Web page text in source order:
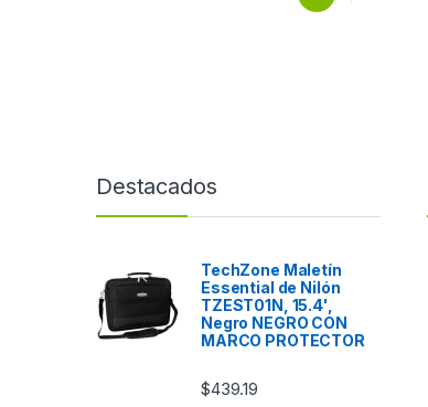
Destacados
TechZone Maletín
Essential de Nilón
TZEST01N, 15.4',
Negro NEGRO CON
MARCO PROTECTOR
$439.19